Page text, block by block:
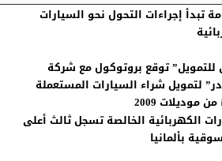
تبدأ إجراءات التحول نحو السيارات
للتمويل” توقع بروتوكول مع شركة
لتمويل شراء السيارات المستعملة
موديلات 2009
الكهربائية الخالصة تسجل ثالث أعلى
بألمانيا